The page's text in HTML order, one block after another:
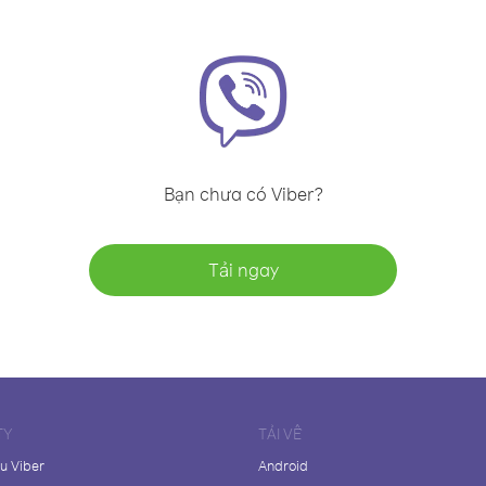
Bạn chưa có Viber?
Tải ngay
Viber
TẢI VỀ
Android